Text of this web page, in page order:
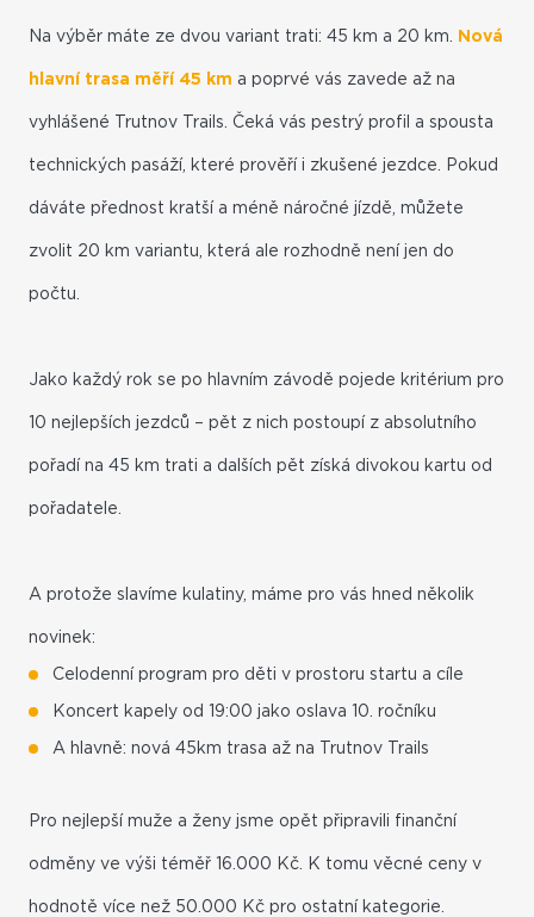
Na výběr máte ze dvou variant trati: 45 km a 20 km. Nová
hlavní trasa měří 45 km a poprvé vás zavede až na
vyhlášené Trutnov Trails. Čeká vás pestrý profil a spousta
technických pasáží, které prověří i zkušené jezdce. Pokud
dáváte přednost kratší a méně náročné jízdě, můžete
zvolit 20 km variantu, která ale rozhodně není jen do
počtu.
Jako každý rok se po hlavním závodě pojede kritérium pro
10 nejlepších jezdců – pět z nich postoupí z absolutního
pořadí na 45 km trati a dalších pět získá divokou kartu od
pořadatele.
A protože slavíme kulatiny, máme pro vás hned několik
novinek:
Celodenní program pro děti v prostoru startu a cíle
Koncert kapely od 19:00 jako oslava 10. ročníku
A hlavně: nová 45km trasa až na Trutnov Trails
Pro nejlepší muže a ženy jsme opět připravili finanční
odměny ve výši téměř 16.000 Kč. K tomu věcné ceny v
hodnotě více než 50.000 Kč pro ostatní kategorie.